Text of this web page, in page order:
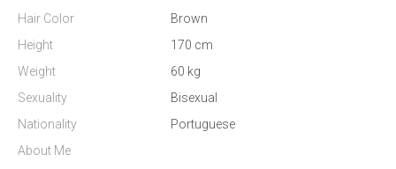
Hair Color
Brown
Height
170 cm
Weight
60 kg
Sexuality
Bisexual
Nationality
Portuguese
About Me